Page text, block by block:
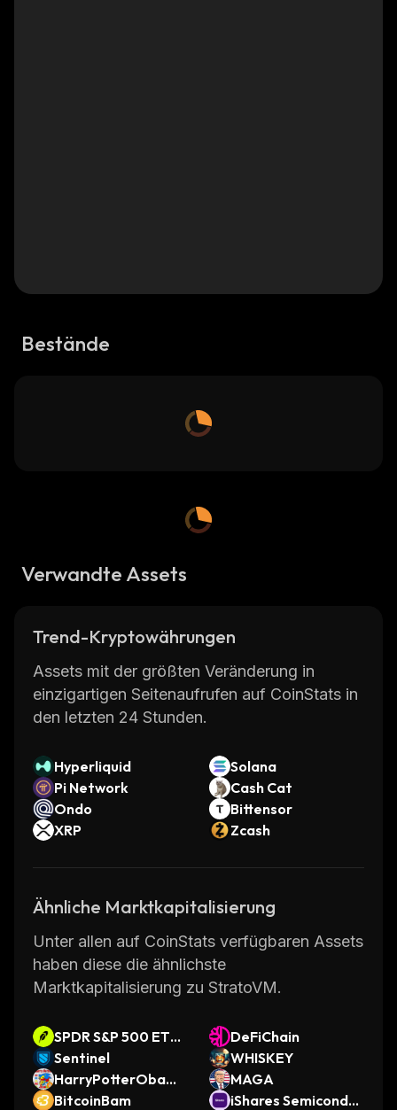
Bestände
Verwandte Assets
Trend-Kryptowährungen
Assets mit der größten Veränderung in
einzigartigen Seitenaufrufen auf CoinStats in
den letzten 24 Stunden.
Hyperliquid
Solana
Pi Network
Cash Cat
Ondo
Bittensor
XRP
Zcash
Ähnliche Marktkapitalisierung
Unter allen auf CoinStats verfügbaren Assets
haben diese die ähnlichste
Marktkapitalisierung zu StratoVM.
SPDR S&P 500 ETF
Trust • Robinhood T
oken
DeFiChain
Sentinel
WHISKEY
HarryPotterObama
Sonic10Inu
MAGA
BitcoinBam
iShares Semiconduc